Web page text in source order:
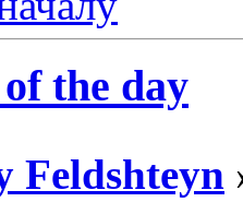
the day
Feldshteyn